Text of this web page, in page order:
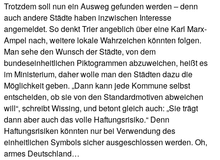
Trotzdem soll nun ein Ausweg gefunden werden – denn
auch andere Städte haben inzwischen Interesse
angemeldet. So denkt Trier angeblich über eine Karl Marx-
Ampel nach, weitere lokale Wahrzeichen könnten folgen.
Man sehe den Wunsch der Städte, von dem
bundeseinheitlichen Piktogrammen abzuweichen, heißt es
im Ministerium, daher wolle man den Städten dazu die
Möglichkeit geben. „Dann kann jede Kommune selbst
entscheiden, ob sie von den Standardmotiven abweichen
will“, schreibt Wissing, und betont gleich auch: „Sie trägt
dann aber auch das volle Haftungsrisiko.“ Denn
Haftungsrisiken könnten nur bei Verwendung des
einheitlichen Symbols sicher ausgeschlossen werden. Oh,
armes Deutschland…